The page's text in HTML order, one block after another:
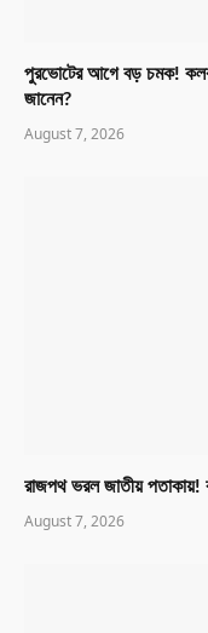
পুরভোটের আগে বড় চমক!
জানেন?
August 7, 2026
রাজপথ ভরল জাতীয় পতাকায়!
August 7, 2026